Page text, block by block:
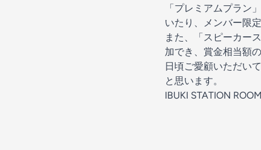
「プレミアムプラン
いたり、メンバー限
また、「スピーカー
加でき、賞金相当額
日頃ご愛顧いただい
と思います。
IBUKI STATION ROOM